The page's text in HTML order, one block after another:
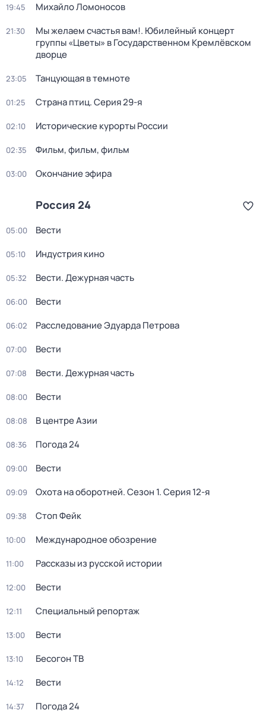
19:45 Михайло Ломоносов
21:30
Мы желаем счастья вам!. Юбилейный концерт
группы «Цветы» в Государственном Кремлёвском
дворце
23:05 Танцующая в темноте
01:25 Страна птиц. Серия 29-я
02:10 Исторические курорты России
02:35 Фильм, фильм, фильм
03:00 Окончание эфира
Россия 24
05:00 Вести
05:10 Индустрия кино
05:32 Вести. Дежурная часть
06:00 Вести
06:02 Расследование Эдуарда Петрова
07:00 Вести
07:08 Вести. Дежурная часть
08:00 Вести
08:08 В центре Азии
08:36 Погода 24
09:00 Вести
09:09 Охота на оборотней. Сезон 1. Серия 12-я
09:38 Стоп Фейк
10:00 Международное обозрение
11:00 Рассказы из русской истории
12:00 Вести
12:11 Специальный репортаж
13:00 Вести
13:10 Бесогон ТВ
14:12 Вести
14:37 Погода 24